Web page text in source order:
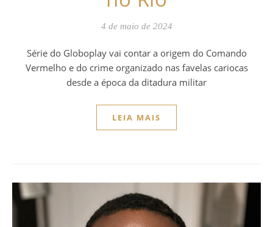
4 de maio de 2024
Série do Globoplay vai contar a origem do Comando
Vermelho e do crime organizado nas favelas cariocas
desde a época da ditadura militar
LEIA MAIS